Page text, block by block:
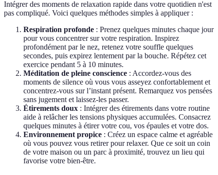
Intégrer des moments de relaxation rapide dans votre quotidien n'est
pas compliqué. Voici quelques méthodes simples à appliquer :
Respiration profonde : Prenez quelques minutes chaque jour
pour vous concentrer sur votre respiration. Inspirez
profondément par le nez, retenez votre souffle quelques
secondes, puis expirez lentement par la bouche. Répétez cet
exercice pendant 5 à 10 minutes.
Méditation de pleine conscience : Accordez-vous des
moments de silence où vous vous asseyez confortablement et
concentrez-vous sur l’instant présent. Remarquez vos pensées
sans jugement et laissez-les passer.
Étirements doux : Intégrer des étirements dans votre routine
aide à relâcher les tensions physiques accumulées. Consacrez
quelques minutes à étirer votre cou, vos épaules et votre dos.
Environnement propice : Créez un espace calme et agréable
où vous pouvez vous retirer pour relaxer. Que ce soit un coin
de votre maison ou un parc à proximité, trouvez un lieu qui
favorise votre bien-être.